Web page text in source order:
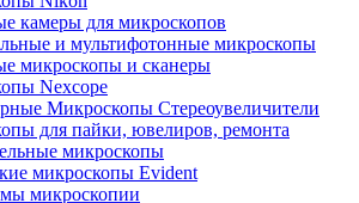
камеры для микроскопов
и мультифотонные микроскопы
микроскопы и сканеры
Nexcope
Микроскопы Стереоувеличители
для пайки, ювелиров, ремонта
микроскопы
микроскопы Evident
микроскопии